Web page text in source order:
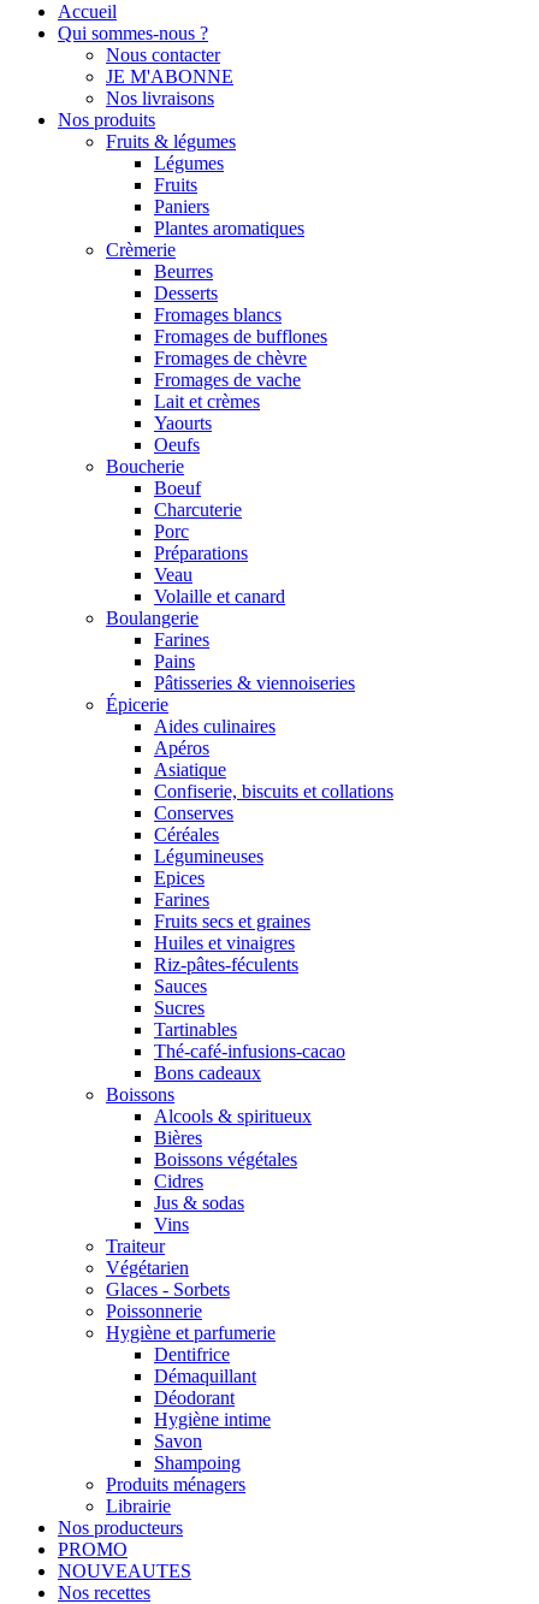
Accueil
Qui sommes-nous ?
Nous contacter
JE M'ABONNE
Nos livraisons
Nos produits
Fruits & légumes
Légumes
Fruits
Paniers
Plantes aromatiques
Crèmerie
Beurres
Desserts
Fromages blancs
Fromages de bufflones
Fromages de chèvre
Fromages de vache
Lait et crèmes
Yaourts
Oeufs
Boucherie
Boeuf
Charcuterie
Porc
Préparations
Veau
Volaille et canard
Boulangerie
Farines
Pains
Pâtisseries & viennoiseries
Épicerie
Aides culinaires
Apéros
Asiatique
Confiserie, biscuits et collations
Conserves
Céréales
Légumineuses
Epices
Farines
Fruits secs et graines
Huiles et vinaigres
Riz-pâtes-féculents
Sauces
Sucres
Tartinables
Thé-café-infusions-cacao
Bons cadeaux
Boissons
Alcools & spiritueux
Bières
Boissons végétales
Cidres
Jus & sodas
Vins
Traiteur
Végétarien
Glaces - Sorbets
Poissonnerie
Hygiène et parfumerie
Dentifrice
Démaquillant
Déodorant
Hygiène intime
Savon
Shampoing
Produits ménagers
Librairie
Nos producteurs
PROMO
NOUVEAUTES
Nos recettes